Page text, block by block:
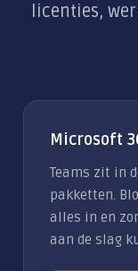
licenties,
Microsoft
Teams zit in
pakketten.
alles in en
aan de slag